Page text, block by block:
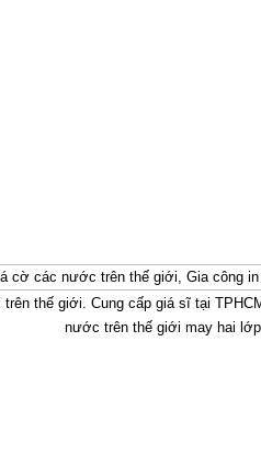
cờ các nước trên thế giới, Gia công